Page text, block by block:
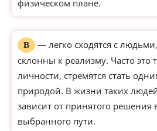
физическом плане.
В
— легко сходятся с
склонны к реализму. Часто это
личности, стремятся стать
природой. В жизни таких
зависит от принятого
выбранного пути.